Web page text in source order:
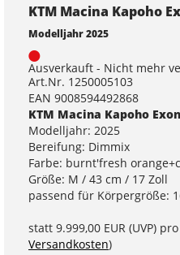
KTM Macina Kapoho
Modelljahr 2025
Ausverkauft - Nicht mehr
Art.Nr. 1250005103
EAN 9008594492868
KTM Macina Kapoho
Modelljahr: 2025
Bereifung: Dimmix
Farbe: burnt'fresh
Größe: M / 43 cm / 17 Zoll
passend für Körpergröße:
statt 9.999,00 EUR (UVP)
Versandkosten)